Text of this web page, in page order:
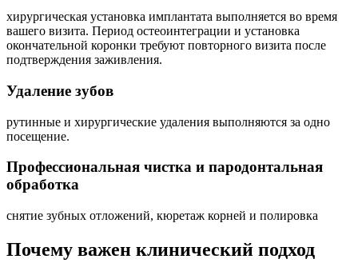
хирургическая установка имплантата выполняется во время
вашего визита. Период остеоинтеграции и установка
окончательной коронки требуют повторного визита после
подтверждения заживления.
Удаление зубов
рутинные и хирургические удаления выполняются за одно
посещение.
Профессиональная чистка и пародонтальная
обработка
снятие зубных отложений, кюретаж корней и полировка
Почему важен клинический подход